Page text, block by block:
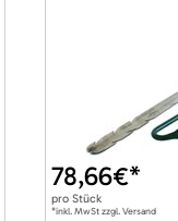
78,66€*
proStück
*inkl. MwSt zzgl. Versand